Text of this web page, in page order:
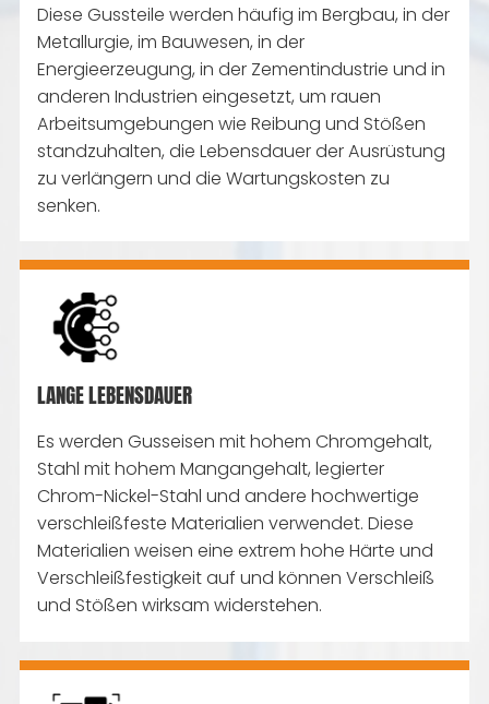
Diese Gussteile werden häufig im Bergbau, in der
Metallurgie, im Bauwesen, in der
Energieerzeugung, in der Zementindustrie und in
anderen Industrien eingesetzt, um rauen
Arbeitsumgebungen wie Reibung und Stößen
standzuhalten, die Lebensdauer der Ausrüstung
zu verlängern und die Wartungskosten zu
senken.
LANGE LEBENSDAUER
Es werden Gusseisen mit hohem Chromgehalt,
Stahl mit hohem Mangangehalt, legierter
Chrom-Nickel-Stahl und andere hochwertige
verschleißfeste Materialien verwendet. Diese
Materialien weisen eine extrem hohe Härte und
Verschleißfestigkeit auf und können Verschleiß
und Stößen wirksam widerstehen.